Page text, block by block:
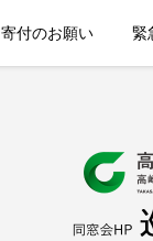
寄付のお願い 緊